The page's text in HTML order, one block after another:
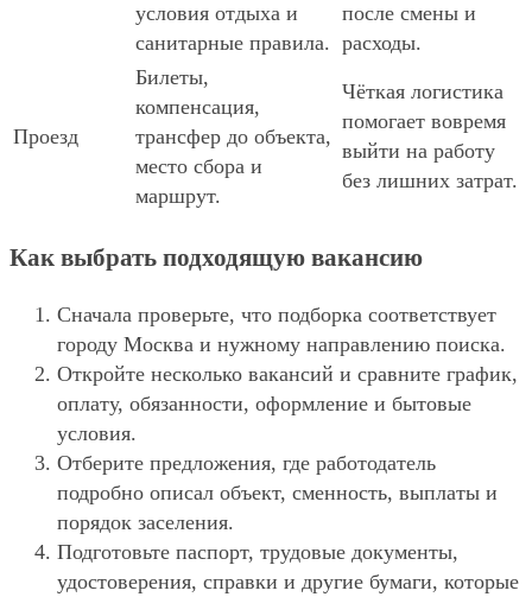
условия отдыха и
санитарные правила.
после смены и
расходы.
Проезд
Билеты,
компенсация,
трансфер до объекта,
место сбора и
маршрут.
Чёткая логистика
помогает вовремя
выйти на работу
без лишних затрат.
Как выбрать подходящую вакансию
Сначала проверьте, что подборка соответствует
городу Москва и нужному направлению поиска.
Откройте несколько вакансий и сравните график,
оплату, обязанности, оформление и бытовые
условия.
Отберите предложения, где работодатель
подробно описал объект, сменность, выплаты и
порядок заселения.
Подготовьте паспорт, трудовые документы,
удостоверения, справки и другие бумаги, которые